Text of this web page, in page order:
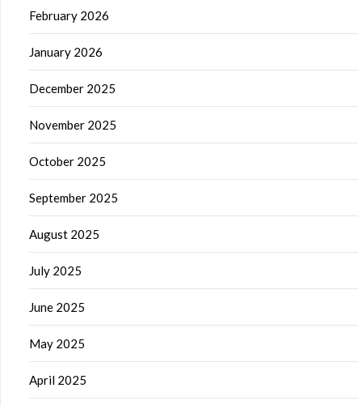
February 2026
January 2026
December 2025
November 2025
October 2025
September 2025
August 2025
July 2025
June 2025
May 2025
April 2025